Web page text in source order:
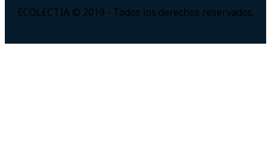
ECOLECTIA © 2019 - Todos los derechos reservados.